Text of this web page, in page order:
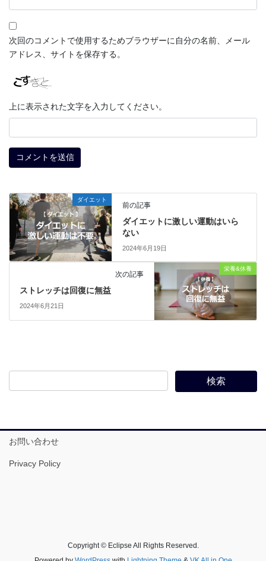
次回のコメントで使用するためブラウザーに自分の名前、メール
アドレス、サイトを保存する。
上に表示された文字を入力してください。
ダイエット
前の記事
ダイエットに激しい運動はいら
ない
2024年6月19日
栄養&休養
次の記事
ストレッチは回復に無益
2024年6月21日
お問い合わせ
Privacy Policy
Copyright © Eclipse All Rights Reserved.